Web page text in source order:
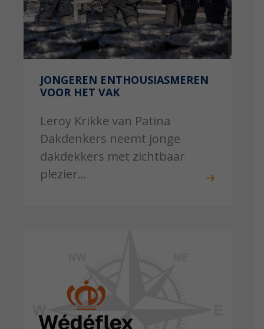
JONGEREN ENTHOUSIASMEREN
VOOR HET VAK
Leroy Krikke van Patina
Dakdenkers neemt jonge
dakdekkers met zichtbaar
plezier...